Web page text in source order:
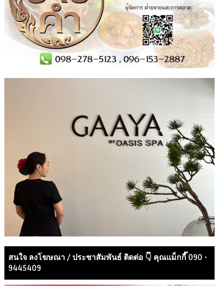
สนใจ ลงโฆษณา / ประชาสัมพันธ์ ติดต่อ 👇 คุณแม็กกี๊ 090 -
9445409